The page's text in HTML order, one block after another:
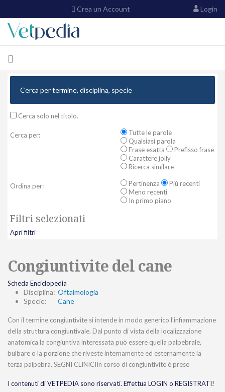
Crea un Account Login
Cerca solo nel titolo.
Cerca per:
Tutte le parole
Qualsiasi parola
Frase esatta
Prefisso frase
Carattere jolly
Ricerca similare
Ordina per: Pertinenza
Più recenti
Meno recenti
In primo piano
Filtri selezionati
Apri filtri
Congiuntivite del cane
Scheda Enciclopedia
Disciplina: Oftalmologia
Specie:
Cane
Con il termine congiuntivite si intende in modo generico l’infiammazione
della struttura congiuntivale. Dal punto di vista della localizzazione
anatomica la congiuntiva interessata può essere quella palpebrale,
bulbare o la porzione che riveste internamente ed esternamente la
terza palpebra. SEGNI CLINICIIn corso di congiuntivite è prese
I contenuti di VETPEDIA sono riservati. Effettua LOGIN o REGISTRATI!